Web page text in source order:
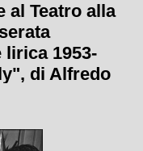
al Teatro alla
lirica 1953-
di Alfredo